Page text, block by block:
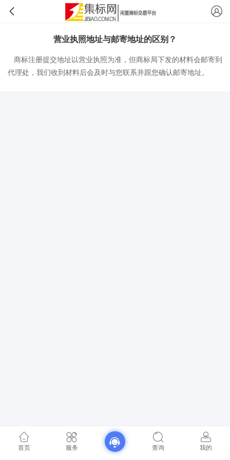
营业执照地址与邮寄地址的区别？
商标注册提交地址以营业执照为准，但商标局下发的材料会邮寄到
代理处，我们收到材料后会及时与您联系并跟您确认邮寄地址。
首页 服务 查询 我的